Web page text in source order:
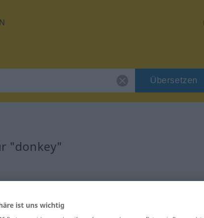
Übersetzen
"donkey"
ist uns wichtig